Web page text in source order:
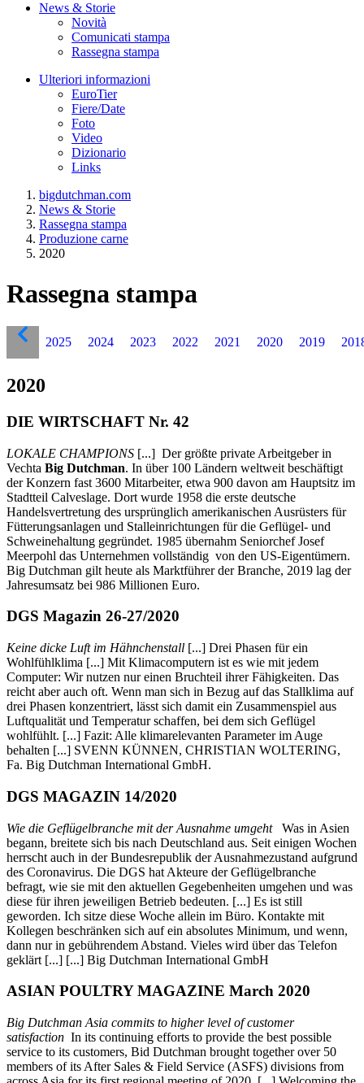
News & Storie
Novità
Comunicati stampa
Rassegna stampa
Ulteriori informazioni
EuroTier
Fiere/Date
Foto
Video
Dizionario
Links
bigdutchman.com
News & Storie
Rassegna stampa
Produzione carne
2020
Rassegna stampa
2025 2024 2023 2022 2021 2020 2019
2020
DIE WIRTSCHAFT Nr. 42
LOKALE CHAMPIONS [...] Der größte private Arbeitgeber in
Vechta Big Dutchman. In über 100 Ländern weltweit beschäftigt
der Konzern fast 3600 Mitarbeiter, etwa 900 davon am Hauptsitz im
Stadtteil Calveslage. Dort wurde 1958 die erste deutsche
Handelsvertretung des ursprünglich amerikanischen Ausrüsters für
Fütterungsanlagen und Stalleinrichtungen für die Geflügel- und
Schweinehaltung gegründet. 1985 übernahm Seniorchef Josef
Meerpohl das Unternehmen vollständig von den US-Eigentümern.
Big Dutchman gilt heute als Marktführer der Branche, 2019 lag der
Jahresumsatz bei 986 Millionen Euro.
DGS Magazin 26-27/2020
Keine dicke Luft im Hähnchenstall [...] Drei Phasen für ein
Wohlfühlklima [...] Mit Klimacomputern ist es wie mit jedem
Computer: Wir nutzen nur einen Bruchteil ihrer Fähigkeiten. Das
reicht aber auch oft. Wenn man sich in Bezug auf das Stallklima auf
drei Phasen konzentriert, lässt sich damit ein Zusammenspiel aus
Luftqualität und Temperatur schaffen, bei dem sich Geflügel
wohlfühlt. [...] Fazit: Alle klimarelevanten Parameter im Auge
behalten [...] SVENN KÜNNEN, CHRISTIAN WOLTERING,
Fa. Big Dutchman International GmbH.
DGS MAGAZIN 14/2020
Wie die Geflügelbranche mit der Ausnahme umgeht Was in Asien
begann, breitete sich bis nach Deutschland aus. Seit einigen Wochen
herrscht auch in der Bundesrepublik der Ausnahmezustand aufgrund
des Coronavirus. Die DGS hat Akteure der Geflügelbranche
befragt, wie sie mit den aktuellen Gegebenheiten umgehen und was
diese für ihren jeweiligen Betrieb bedeuten. [...] Es ist still
geworden. Ich sitze diese Woche allein im Büro. Kontakte mit
Kollegen beschränken sich auf ein absolutes Minimum, und wenn,
dann nur in gebührendem Abstand. Vieles wird über das Telefon
geklärt [...] [...] Big Dutchman International GmbH
ASIAN POULTRY MAGAZINE March 2020
Big Dutchman Asia commits to higher level of customer
satisfaction In its continuing efforts to provide the best possible
service to its customers, Bid Dutchman brought together over 50
members of its After Sales & Field Service (ASFS) divisions from